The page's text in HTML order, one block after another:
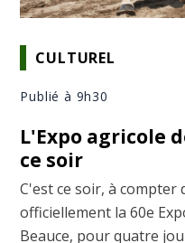
CULTUREL
Publié à 9h30
L'Expo agricole
ce soir
C'est ce soir, à compter
officiellement la 60e
Beauce, pour quatre